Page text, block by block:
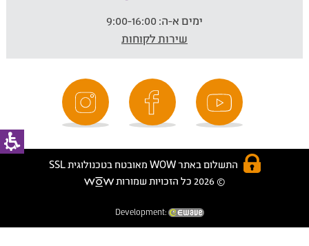
ימים א-ה:
שירות לקוחות
התשלום באתר WOW מאובטח בטכנולוגית SSL
© 2026 כל הזכויות שמורות
Development: